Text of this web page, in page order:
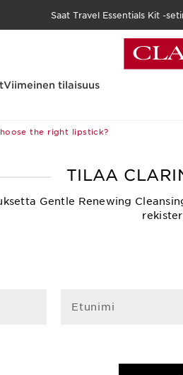
Saat Travel Essentials Kit -
Viimeinen tilaisuus
the right lipstick?
TILAA
Gentle Renewing
Etunimi